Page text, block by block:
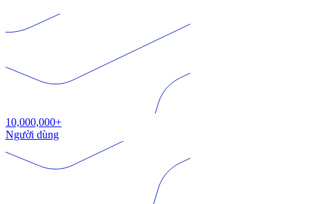
10,000,000+
Người dùng